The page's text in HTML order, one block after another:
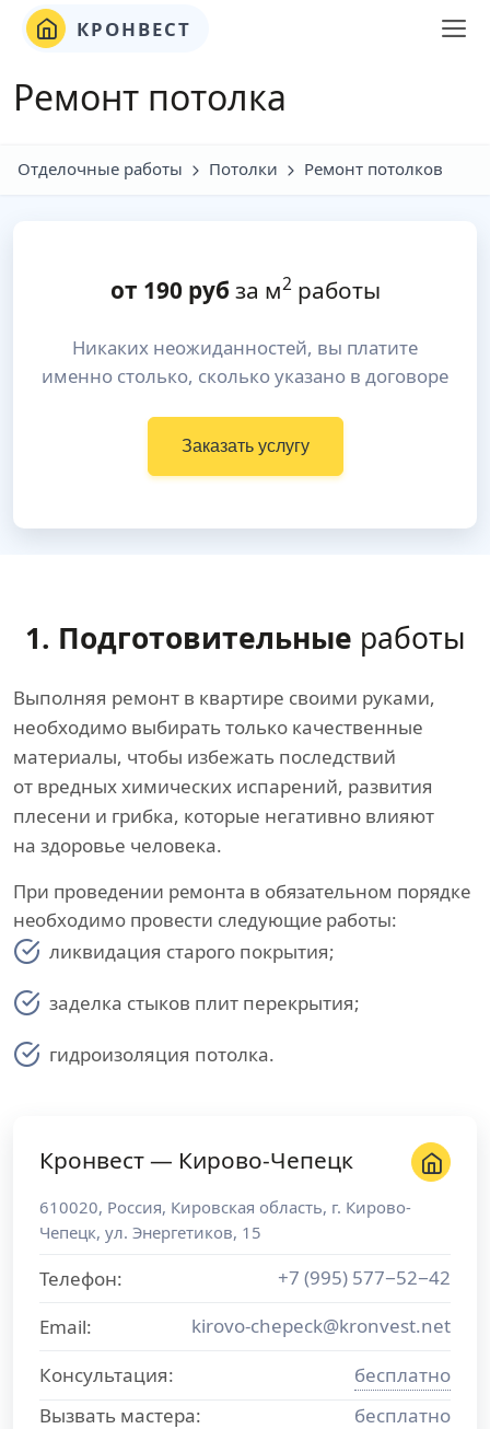
КРОНВЕСТ
Ремонт потолка
Отделочные работы Потолки Ремонт потолков
от 190руб за м2работы
Никаких неожиданностей, вы платите
именно столько, сколько указано в договоре
Заказать услугу
1. Подготовительные работы
Выполняя ремонт в квартире своими руками,
необходимо выбирать только качественные
материалы, чтобы избежать последствий
от вредных химических испарений, развития
плесени и грибка, которые негативно влияют
на здоровье человека.
При проведении ремонта в обязательном порядке
необходимо провести следующие работы:
ликвидация старого покрытия;
заделка стыков плит перекрытия;
гидроизоляция потолка.
Кронвест — Кирово-Чепецк
610020, Россия, Кировская область, г. Кирово-
Чепецк, ул. Энергетиков, 15
Телефон:
+7 (995) 577−52−42
Email:
kirovo-chepeck@kronvest.net
Консультация:
бесплатно
Вызвать мастера:
бесплатно